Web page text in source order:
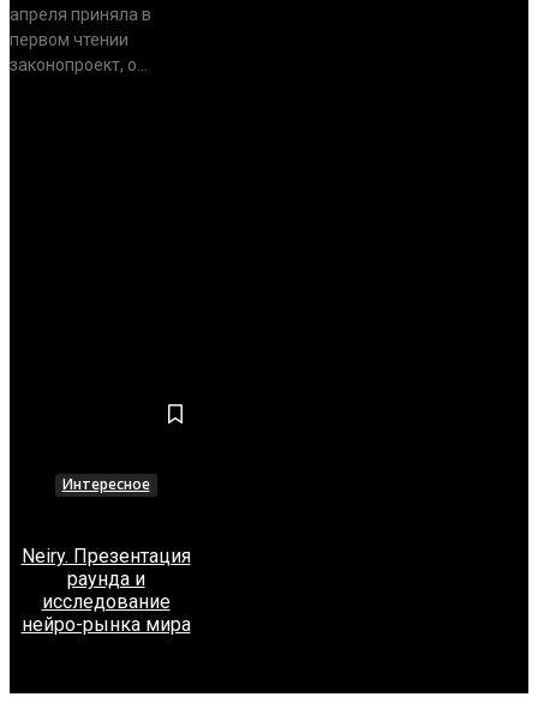
апреля приняла в
первом чтении
законопроект, о...
Интересное
Neiry. Презентация
раунда и
исследование
нейро-рынка мира